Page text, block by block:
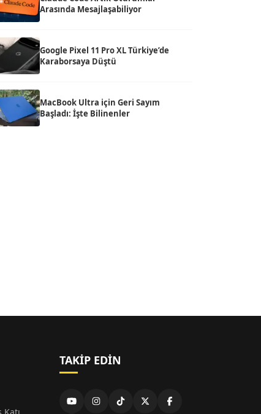
Arasında Mesajlaşabiliyor
Google Pixel 11 Pro XL Türkiye’de
Karaborsaya Düştü
MacBook Ultra için Geri Sayım
Başladı: İşte Bilinenler
TAKIP EDIN